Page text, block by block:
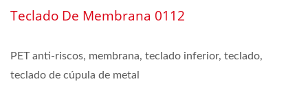
Teclado De Membrana 0112
PET anti-riscos, membrana, teclado inferior, teclado,
teclado de cúpula de metal